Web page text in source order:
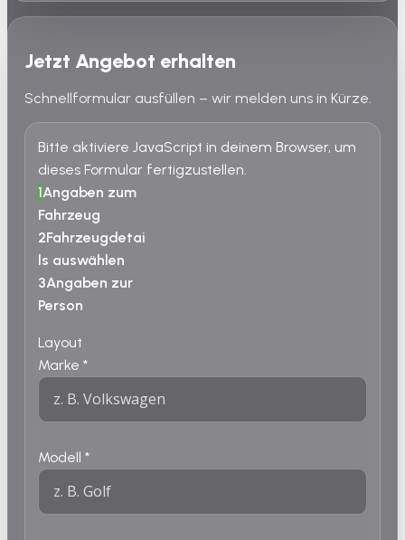
Jetzt Angebot erhalten
Schnellformular ausfüllen – wir melden uns in Kürze.
Bitte aktiviere JavaScript in deinem Browser, um
dieses Formular fertigzustellen.
1Angaben zum
Fahrzeug
2Fahrzeugdetai
ls auswählen
3Angaben zur
Person
Layout
Marke *
Modell *